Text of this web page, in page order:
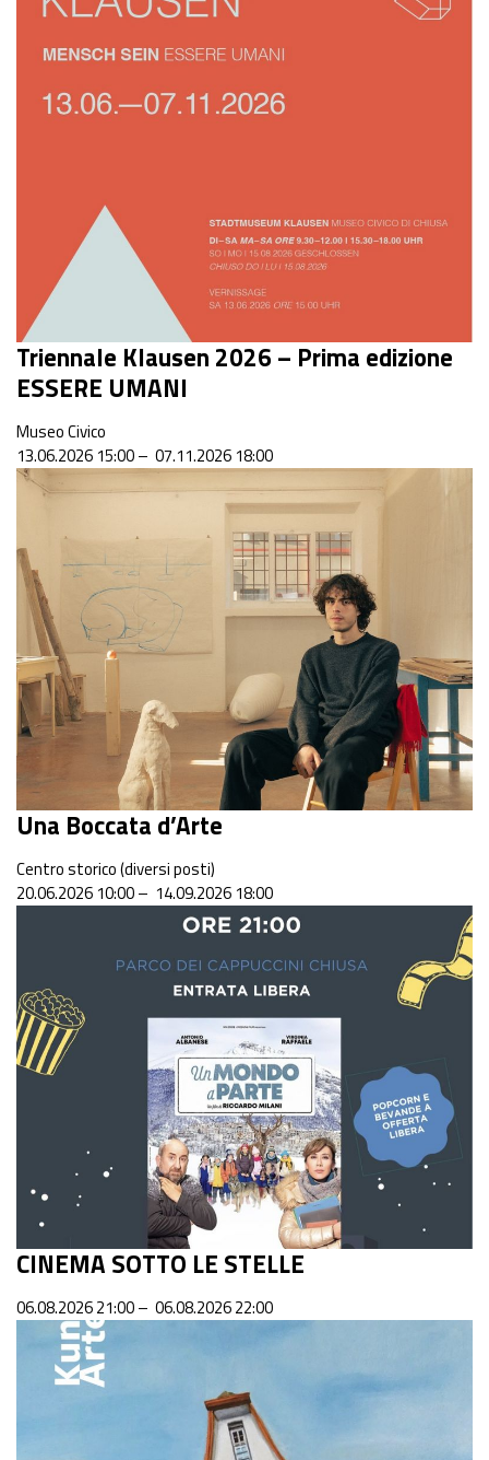
Triennale Klausen 2026 – Prima edizione
ESSERE UMANI
Museo Civico
13.06.2026 15:00 – 07.11.2026 18:00
Una Boccata d’Arte
Centro storico (diversi posti)
20.06.2026 10:00 – 14.09.2026 18:00
CINEMA SOTTO LE STELLE
06.08.2026 21:00 – 06.08.2026 22:00